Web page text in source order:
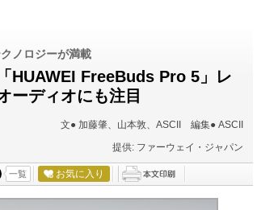
ノロジーが満載
HUAWEI FreeBuds Pro 5」レ
ーディオにも注目
文● 加藤肇、山本敦、ASCII 編集● ASCII
提供: ファーウェイ・ジャパン
一覧 お気に入り